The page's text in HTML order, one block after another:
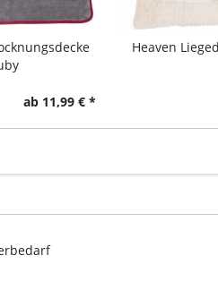
ab 11,99 € *
Heaven